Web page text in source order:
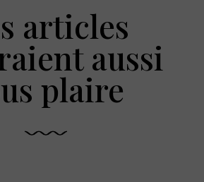
articles
aussi
plaire